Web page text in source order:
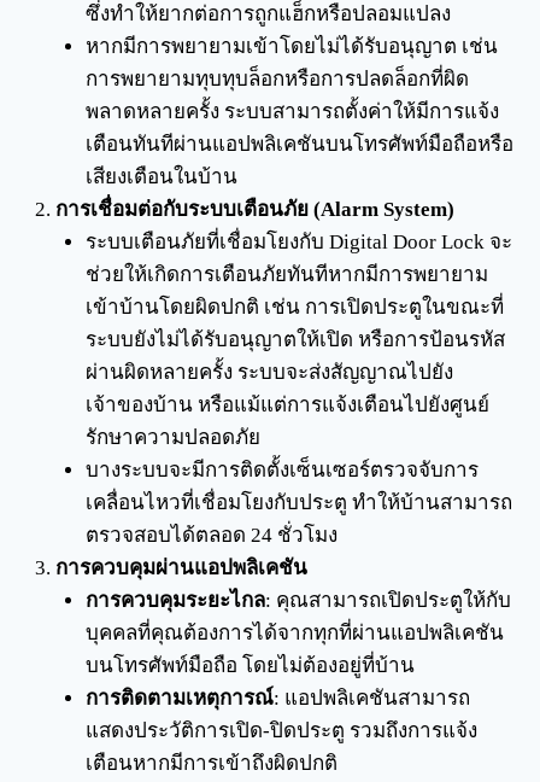
ซึ่งทำให้ยากต่อการถูกแฮ็กหรือปลอมแปลง
หากมีการพยายามเข้าโดยไม่ได้รับอนุญาต เช่น
การพยายามทุบทุบล็อกหรือการปลดล็อกที่ผิด
พลาดหลายครั้ง ระบบสามารถตั้งค่าให้มีการแจ้ง
เตือนทันทีผ่านแอปพลิเคชันบนโทรศัพท์มือถือหรือ
เสียงเตือนในบ้าน
การเชื่อมต่อกับระบบเตือนภัย (Alarm System)
ระบบเตือนภัยที่เชื่อมโยงกับ Digital Door Lock จะ
ช่วยให้เกิดการเตือนภัยทันทีหากมีการพยายาม
เข้าบ้านโดยผิดปกติ เช่น การเปิดประตูในขณะที่
ระบบยังไม่ได้รับอนุญาตให้เปิด หรือการป้อนรหัส
ผ่านผิดหลายครั้ง ระบบจะส่งสัญญาณไปยัง
เจ้าของบ้าน หรือแม้แต่การแจ้งเตือนไปยังศูนย์
รักษาความปลอดภัย
บางระบบจะมีการติดตั้งเซ็นเซอร์ตรวจจับการ
เคลื่อนไหวที่เชื่อมโยงกับประตู ทำให้บ้านสามารถ
ตรวจสอบได้ตลอด 24 ชั่วโมง
การควบคุมผ่านแอปพลิเคชัน
การควบคุมระยะไกล: คุณสามารถเปิดประตูให้กับ
บุคคลที่คุณต้องการได้จากทุกที่ผ่านแอปพลิเคชัน
บนโทรศัพท์มือถือ โดยไม่ต้องอยู่ที่บ้าน
การติดตามเหตุการณ์: แอปพลิเคชันสามารถ
แสดงประวัติการเปิด-ปิดประตู รวมถึงการแจ้ง
เตือนหากมีการเข้าถึงผิดปกติ